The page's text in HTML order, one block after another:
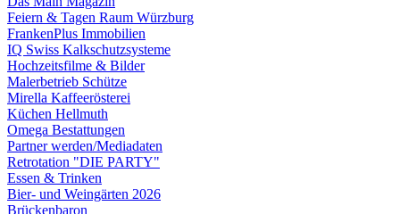
Feiern & Tagen Raum Würzburg
FrankenPlus Immobilien
IQ Swiss Kalkschutzsysteme
Hochzeitsfilme & Bilder
Malerbetrieb Schütze
Mirella Kaffeerösterei
Küchen Hellmuth
Omega Bestattungen
Partner werden/Mediadaten
Retrotation "DIE PARTY"
Essen & Trinken
Bier- und Weingärten 2026
Brückenbaron